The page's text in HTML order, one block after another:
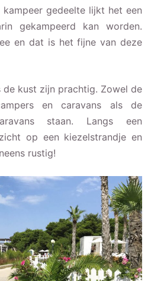
gedeelte lijkt het een
gekampeerd kan worden.
en dat is het fijne van deze
kust zijn prachtig. Zowel de
en caravans als de
staan. Langs een
op een kiezelstrandje en
rustig!